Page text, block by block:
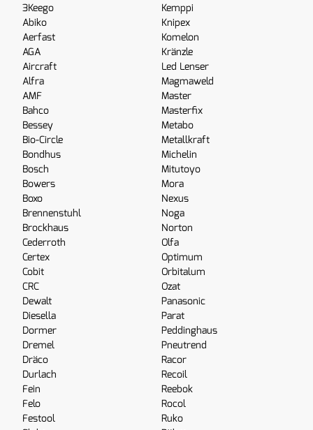
3Keego
Abiko
Aerfast
AGA
Aircraft
Alfra
AMF
Bahco
Bessey
Bio-Circle
Bondhus
Bosch
Bowers
Boxo
Brennenstuhl
Brockhaus
Cederroth
Certex
Cobit
CRC
Dewalt
Diesella
Dormer
Dremel
Dräco
Durlach
Fein
Felo
Festool
Kemppi
Knipex
Komelon
Kränzle
Led Lenser
Magmaweld
Master
Masterfix
Metabo
Metallkraft
Michelin
Mitutoyo
Mora
Nexus
Noga
Norton
Olfa
Optimum
Orbitalum
Ozat
Panasonic
Parat
Peddinghaus
Pneutrend
Racor
Recoil
Reebok
Rocol
Ruko